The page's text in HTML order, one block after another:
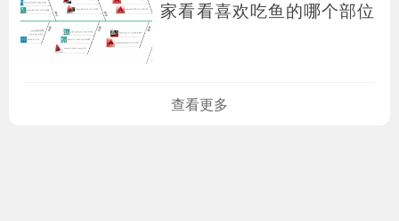
家看看喜欢吃鱼的哪个部位
查看更多